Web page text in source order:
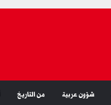
شؤون عربية من التاريخ